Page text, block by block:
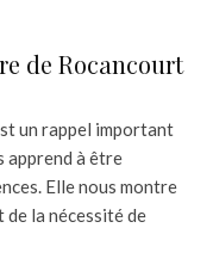
de Rocancourt
un rappel important
apprend à être
Elle nous montre
de la nécessité de